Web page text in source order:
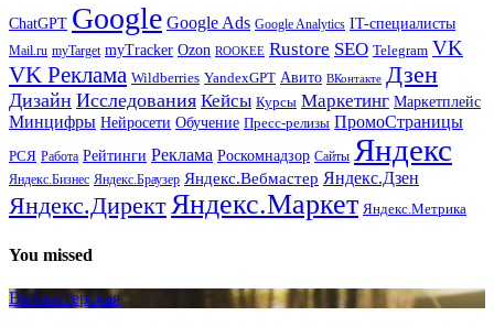
ChatGPT Google Google Ads Google Analytics IT-специалисты
Mail.ru myTarget myTracker Ozon ROOKEE Rustore SEO Telegram VK
VK Реклама Wildberries YandexGPT Авито ВКонтакте Дзен
Дизайн Исследования Кейсы Курсы Маркетинг Маркетплейс
Минцифры Нейросети Обучение Пресс-релизы ПромоСтраницы
РСЯ Работа Рейтинги Реклама Роскомнадзор Сайты Яндекс
Яндекс.Бизнес Яндекс.Браузер Яндекс.Вебмастер Яндекс.Дзен
Яндекс.ДиректЯндекс.Маркет Яндекс.Метрика
You missed
Вебмастерская